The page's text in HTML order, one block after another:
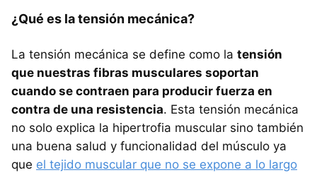
¿Qué es la tensión mecánica?
La tensión mecánica se define como la tensión
que nuestras fibras musculares soportan
cuando se contraen para producir fuerza en
contra de una resistencia. Esta tensión mecánica
no solo explica la hipertrofia muscular sino también
una buena salud y funcionalidad del músculo ya
que el tejido muscular que no se expone a lo largo